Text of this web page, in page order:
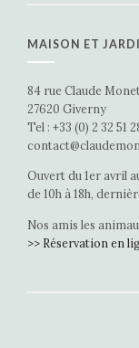
MAISON ET
84 rue Claude
27620 Giverny
Tel : +33 (0) 2 32 51
Ouvert du 1er avril
de 10h à 18h,
Nos amis les
>> Réservation en